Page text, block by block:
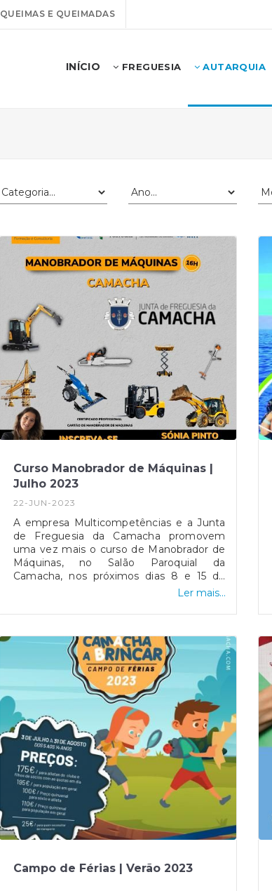
QUEIMAS E QUEIMADAS
INÍCIO FREGUESIA AUTARQUIA
Curso Manobrador de Máquinas |
Julho 2023
22-JUN-2023
A empresa Multicompetências e a Junta
de Freguesia da Camacha promovem
uma vez mais o curso de Manobrador de
Máquinas, no Salão Paroquial da
Camacha, nos próximos dias 8 e 15 de
julho.No final do curso é entregue um
Cartão de Manobrador de Máquinas.
pagamento.Inscrições: presenciais na
Junta de Freguesia da Camacha ou
através do contacto Sónia Pinto -
Formação e Consultoria 918 200 515.
Ler mais...
Campo de Férias | Verão 2023